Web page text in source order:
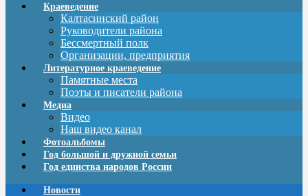
Краеведение
Калтасинский район
Руководители района
Бессмертный полк
Организации, предприятия
Литературное краеведение
Памятные места
Поэты и писатели района
Медиа
Видео
Наш видео канал
Фотоальбомы
Год большой и дружной семьи
Год единства народов России
Новости